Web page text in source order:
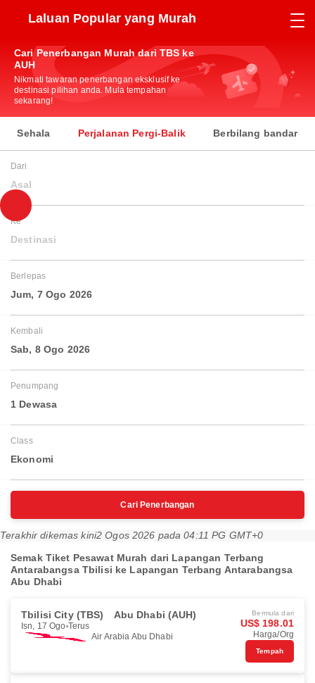
Laluan Popular yang Murah
Cari Penerbangan Murah dari TBS ke
AUH
Nikmati tawaran penerbangan eksklusif ke
destinasi pilihan anda. Mula tempahan
sekarang!
Sehala Perjalanan Pergi-Balik Berbilang bandar
Dari
Asal
Ke
Destinasi
Berlepas
Jum, 7 Ogo 2026
Kembali
Sab, 8 Ogo 2026
Penumpang
1 Dewasa
Class
Ekonomi
Cari Penerbangan
Terakhir dikemas kini2 Ogos 2026 pada 04:11 PG GMT+0
Semak Tiket Pesawat Murah dari Lapangan Terbang
Antarabangsa Tbilisi ke Lapangan Terbang Antarabangsa
Abu Dhabi
Tbilisi City (TBS) Abu Dhabi (AUH)
Isn, 17 Ogo Terus
Air Arabia Abu Dhabi
Bermula dari
US$ 198.01
Harga/Org
Tempah